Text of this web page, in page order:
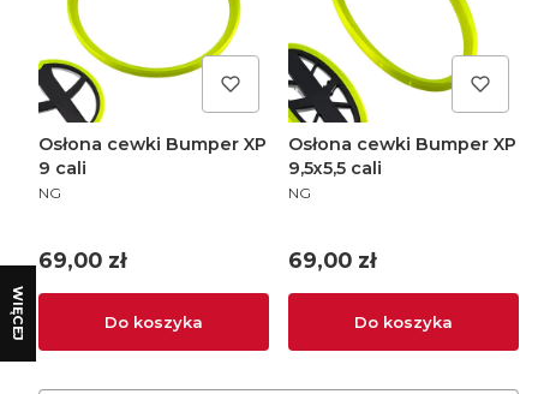
WIĘCEJ
Osłona cewki Bumper XP
9 cali
PRODUCENT
NG
Cena
69,00 zł
Do koszyka
Osłona cewki Bumper XP
9,5x5,5 cali
PRODUCENT
NG
Cena
69,00 zł
Do koszyka